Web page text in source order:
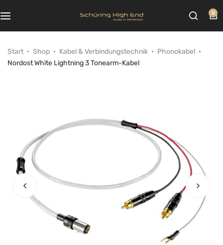
0
Start Shop Kabel & Verbindungstechnik
Phonokabel
Nordost White Lightning 3 Tonearm-Kabel